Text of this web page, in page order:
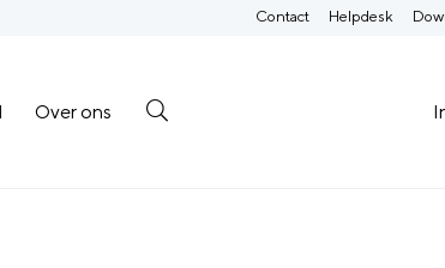
Over ons
Contact Helpdesk